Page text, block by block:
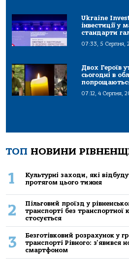
Ukraine
інвестиції у
стандарти
07:33, 5 Серпня,
Двох Героїв
сьогодні в
07:12, 4 Серпня,
ТОП НОВИНИ
1
Культурні заходи, які
протягом цього тижня
2
Пільговий проїзд у
транспорті без транспортної
стосується
3
Безготівковий розрахунок у
транспорті Рівного: з'явився
смартфоном